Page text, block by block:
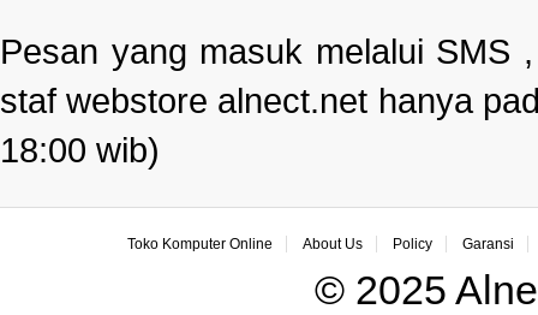
Pesan yang masuk melalui SMS
staf webstore alnect.net hanya
18:00 wib)
Toko Komputer Online About Us Policy Garansi
© 2025